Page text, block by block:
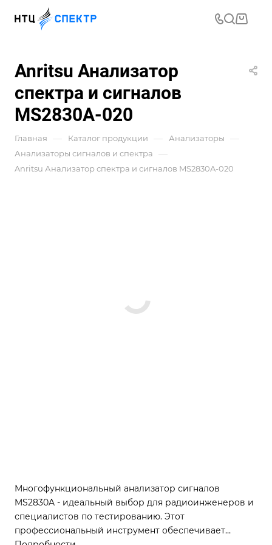
Anritsu Анализатор
спектра и сигналов
MS2830A-020
Главная — Каталог продукции — Анализаторы —
Анализаторы сигналов и спектра —
Anritsu Анализатор спектра и сигналов MS2830A-020
Многофункциональный анализатор сигналов
MS2830A - идеальный выбор для радиоинженеров и
специалистов по тестированию. Этот
профессиональный инструмент обеспечивает